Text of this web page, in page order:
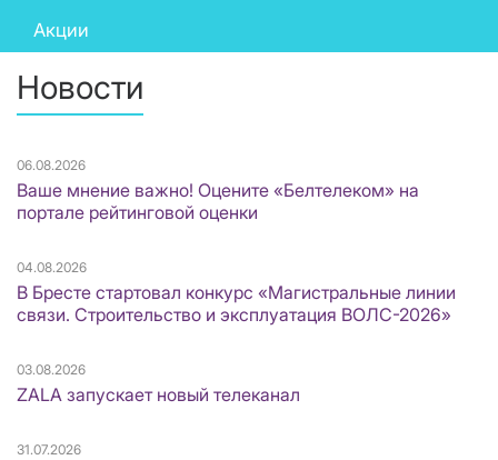
Акции
Новости
06.08.2026
Ваше мнение важно! Оцените «Белтелеком» на
портале рейтинговой оценки
04.08.2026
В Бресте стартовал конкурс «Магистральные линии
связи. Строительство и эксплуатация ВОЛС-2026»
03.08.2026
ZALA запускает новый телеканал
31.07.2026